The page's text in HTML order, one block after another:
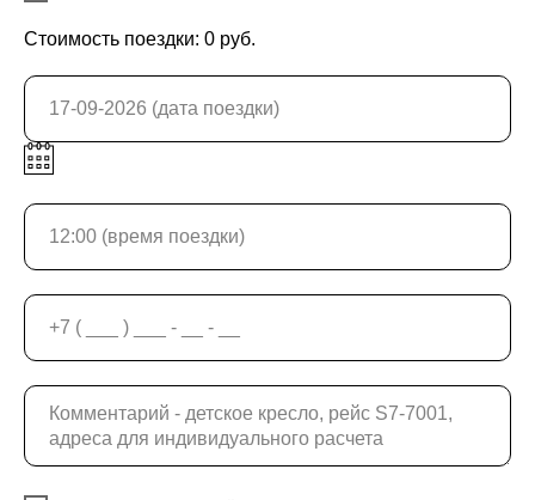
Стоимость поездки: 0 руб.